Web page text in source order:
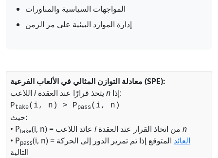
المواجهات السياسية والمناورات
إدارة الموارد البيئية على مر الزمن
معادلة التوازن المثالي في الألعاب الفرعية (SPE):
i n إذا:
Ptake(i, n) > Ppass (i, n)
حيث:
• Ptake i
n
• Ppass(i, n) = العائد المتوقع إذا تم تمرير الدور إلى الحركة
التالية